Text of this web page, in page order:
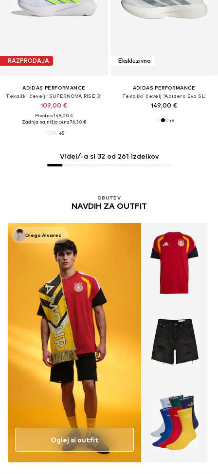
RAZPRODAJA
ADIDAS PERFORMANCE
Tekaški čevelj 'SUPERNOVA RISE 3'
109,00 €
Prvotno: 149,00 €
Zadnja najnižja cena76,30 €
+5
Ekskluzivno
ADIDAS PERFORMANCE
Tekaški čevelj 'Adizero Evo SL'
149,00 €
+3
Videl/-a si 32 od 261 izdelkov
OBUTEV
NAVDIH ZA OUTFIT
Diego Alvarez
Oglej si outfit